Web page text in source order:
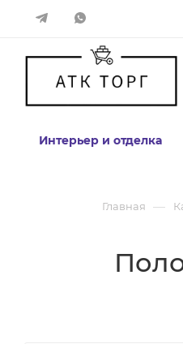
Интерьер и отделка
Главная —